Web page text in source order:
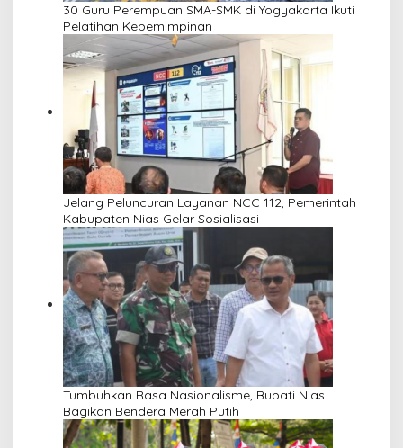
30 Guru Perempuan SMA-SMK di Yogyakarta Ikuti
Pelatihan Kepemimpinan
Jelang Peluncuran Layanan NCC 112, Pemerintah
Kabupaten Nias Gelar Sosialisasi
Tumbuhkan Rasa Nasionalisme, Bupati Nias
Bagikan Bendera Merah Putih